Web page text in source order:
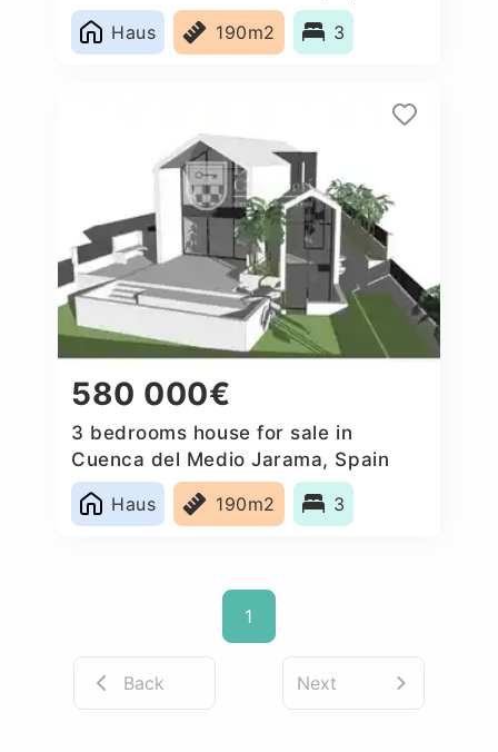
Haus
190m2 3
580 000€
3 bedrooms house for sale in
Cuenca del Medio Jarama, Spain
Haus
190m2 3
1
Back Next